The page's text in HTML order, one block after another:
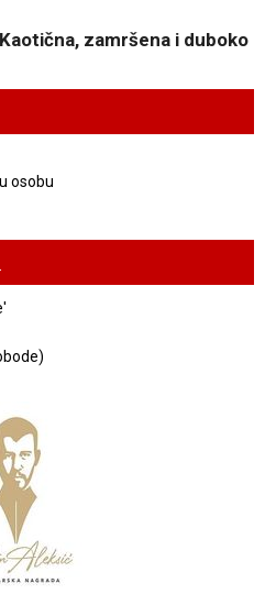
Kaotična, zamršena i duboko
osobu